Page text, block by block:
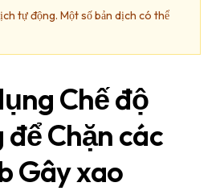
tự động. Một số bản dịch có thể
Chế độ
Chặn các
Gây xao